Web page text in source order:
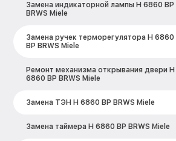
Замена индикаторной лампы H 6860 BP
BRWS Miele
Замена ручек терморегулятора H 6860
BP BRWS Miele
Ремонт механизма открывания двери H
6860 BP BRWS Miele
Замена ТЭН H 6860 BP BRWS Miele
Замена таймера H 6860 BP BRWS Miele